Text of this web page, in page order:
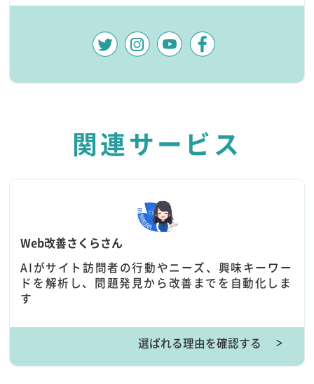
関連サービス
Web改善さくらさん
AIがサイト訪問者の行動やニーズ、興味キーワー
ドを解析し、問題発見から改善までを自動化しま
す
選ばれる理由を確認する ＞